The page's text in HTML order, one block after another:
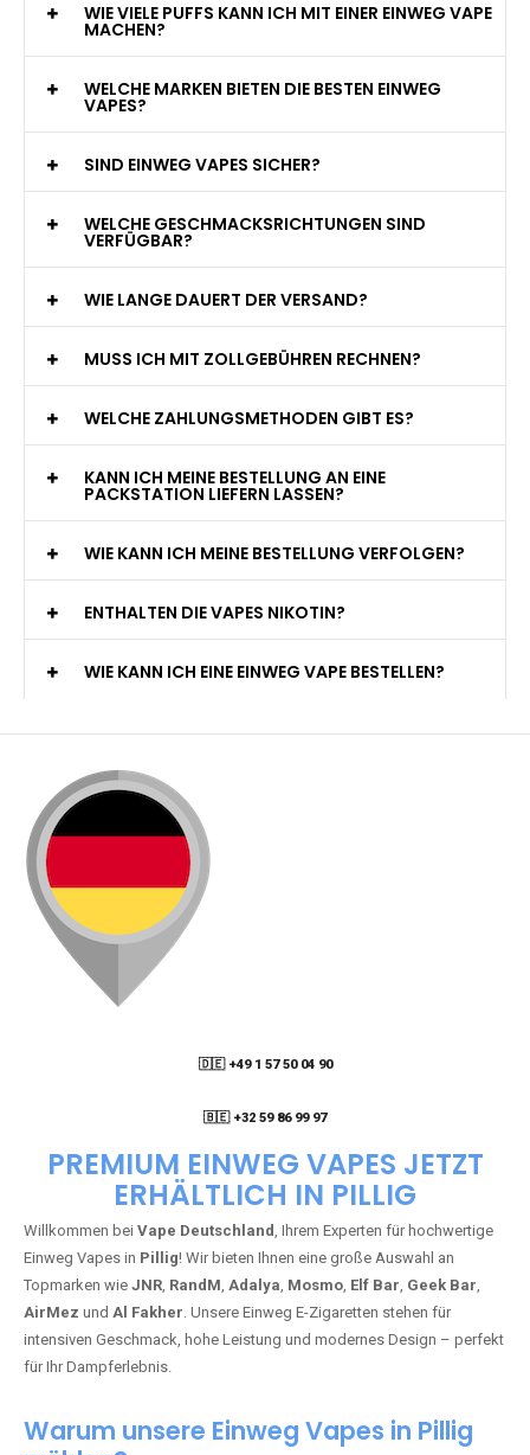
WIE VIELE PUFFS KANN ICH MIT EINER EINWEG VAPE
MACHEN?
WELCHE MARKEN BIETEN DIE BESTEN EINWEG
VAPES?
SIND EINWEG VAPES SICHER?
WELCHE GESCHMACKSRICHTUNGEN SIND
VERFÜGBAR?
WIE LANGE DAUERT DER VERSAND?
MUSS ICH MIT ZOLLGEBÜHREN RECHNEN?
WELCHE ZAHLUNGSMETHODEN GIBT ES?
KANN ICH MEINE BESTELLUNG AN EINE
PACKSTATION LIEFERN LASSEN?
WIE KANN ICH MEINE BESTELLUNG VERFOLGEN?
ENTHALTEN DIE VAPES NIKOTIN?
WIE KANN ICH EINE EINWEG VAPE BESTELLEN?
🇩🇪 +49 1 57 50 04 90
🇧🇪 +32 59 86 99 97
PREMIUM EINWEG VAPES JETZT
ERHÄLTLICH IN PILLIG
Willkommen bei Vape Deutschland, Ihrem Experten für hochwertige
Einweg Vapes in Pillig! Wir bieten Ihnen eine große Auswahl an
Topmarken wie JNR, RandM, Adalya, Mosmo, Elf Bar, Geek Bar,
AirMez und Al Fakher. Unsere Einweg E-Zigaretten stehen für
intensiven Geschmack, hohe Leistung und modernes Design – perfekt
für Ihr Dampferlebnis.
Warum unsere Einweg Vapes in Pillig